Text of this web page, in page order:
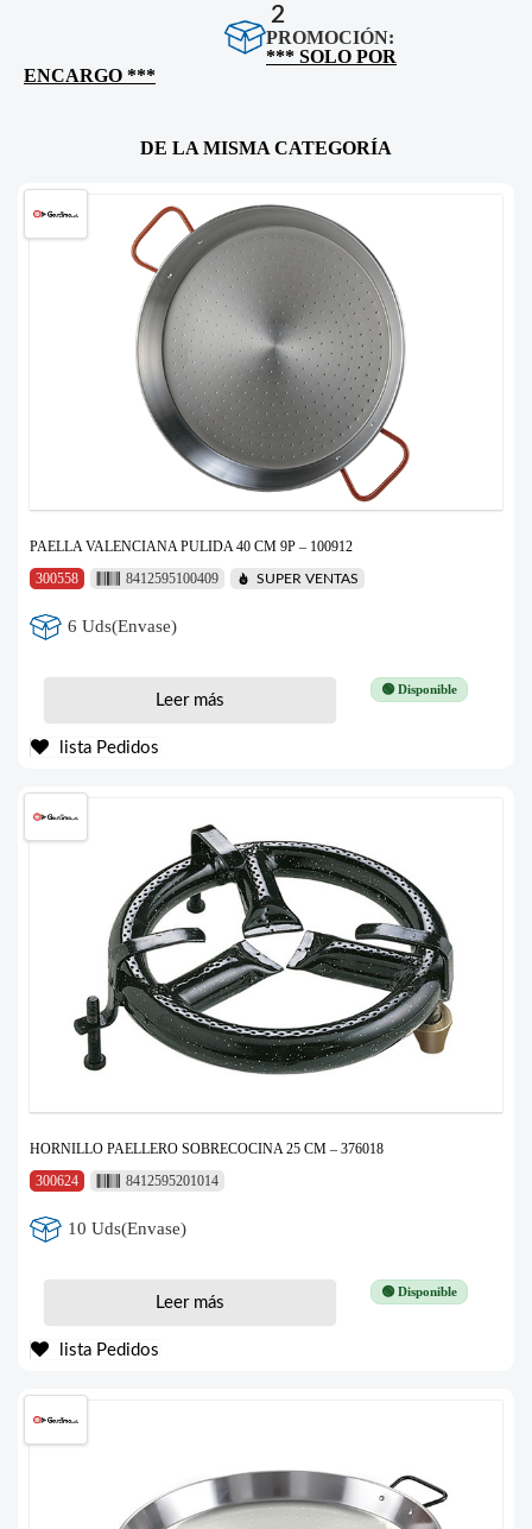
2
PROMOCIÓN:
*** SOLO POR
ENCARGO ***
DE LA MISMA CATEGORÍA
PAELLA VALENCIANA PULIDA 40 CM 9P – 100912
300558
8412595100409 SUPER VENTAS
6 Uds(Envase)
🟢 Disponible
Leer más
lista Pedidos
HORNILLO PAELLERO SOBRECOCINA 25 CM – 376018
300624
8412595201014
10 Uds(Envase)
🟢 Disponible
Leer más
lista Pedidos